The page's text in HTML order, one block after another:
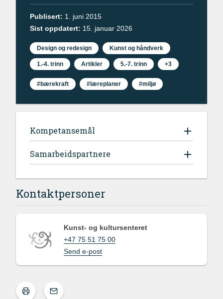
Publisert: 1. juni 2015
Sist oppdatert: 15. januar 2026
Design og redesign Kunst og håndverk
1.-4. trinn Artikler 5.-7. trinn +3
#bærekraft #læreplaner #miljø
Kompetansemål
Samarbeidspartnere
Kontaktpersoner
Kunst- og kultursenteret
+47 75 51 75 00
Send e-post